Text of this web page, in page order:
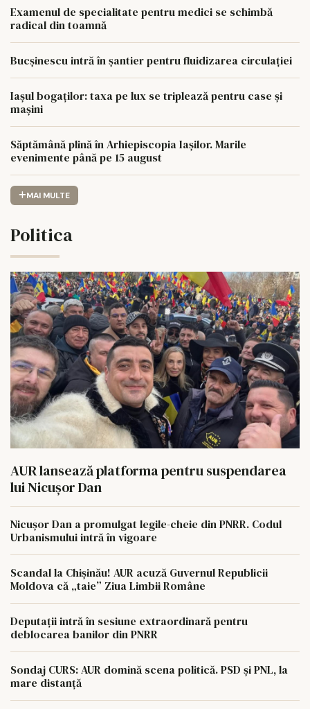
Examenul de specialitate pentru medici se schimbă
radical din toamnă
Bucșinescu intră în șantier pentru fluidizarea circulației
Iașul bogaților: taxa pe lux se triplează pentru case și
mașini
Săptămână plină în Arhiepiscopia Iașilor. Marile
evenimente până pe 15 august
MAI MULTE
Politica
AUR lansează platforma pentru suspendarea
lui Nicușor Dan
Nicușor Dan a promulgat legile-cheie din PNRR. Codul
Urbanismului intră în vigoare
Scandal la Chișinău! AUR acuză Guvernul Republicii
Moldova că „taie” Ziua Limbii Române
Deputații intră în sesiune extraordinară pentru
deblocarea banilor din PNRR
Sondaj CURS: AUR domină scena politică. PSD și PNL, la
mare distanță